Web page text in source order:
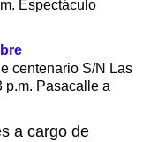
Espectáculo
centenario S/N Las
p.m. Pasacalle a
a cargo de